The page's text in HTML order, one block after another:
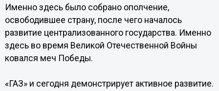
Именно здесь было собрано ополчение,
освободившее страну, после чего началось
развитие централизованного государства. Именно
здесь во время Великой Отечественной Войны
ковался меч Победы.
«ГАЗ» и сегодня демонстрирует активное развитие.